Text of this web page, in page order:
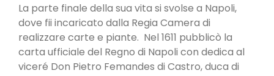
La parte finale della sua vita si svolse a Napoli,
dove fii incaricato dalla Regia Camera di
realizzare carte e piante. Nel 1611 pubblicò la
carta ufficiale del Regno di Napoli con dedica al
viceré Don Pietro Femandes di Castro, duca di